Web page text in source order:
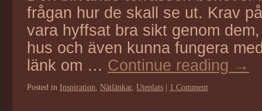
frågan hur de skall se ut. Krav
vara hyffsat bra sikt genom
hus och även kunna fungera
länk om … Continue reading →
Posted in Inspiration Nätlänkar, Uteplats | 1 Comment